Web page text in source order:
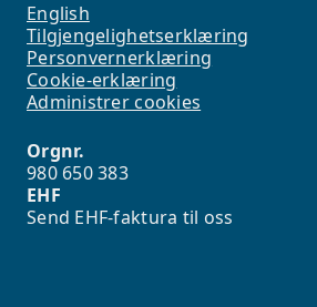
English
Tilgjengelighetserklæring
Personvernerklæring
Cookie-erklæring
Administrer cookies
Orgnr.
980 650 383
EHF
Send EHF-faktura til oss